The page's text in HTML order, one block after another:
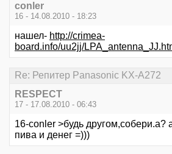
conler
16 - 14.08.2010 - 18:23
нашел- http://crimea-
board.info/uu2jj/
Re: Репитер Panasonic KX-A272
RESPECT
17 - 17.08.2010 - 06:43
16-conler >будь другом,собери.а?
пива и денег =)))